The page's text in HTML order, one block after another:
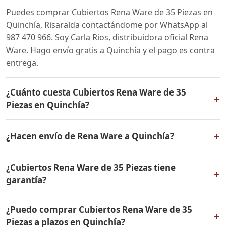
Puedes comprar Cubiertos Rena Ware de 35 Piezas en
Quinchía, Risaralda contactándome por WhatsApp al
987 470 966. Soy Carla Rios, distribuidora oficial Rena
Ware. Hago envío gratis a Quinchía y el pago es contra
entrega.
¿Cuánto cuesta Cubiertos Rena Ware de 35
Piezas en Quinchía?
+
mismo en todo Colombia. Contáctame por WhatsApp
para conocer el precio actual, promociones disponibles
y facilidades de pago en cuotas desde el 10% de inicial.
¿Hacen envío de Rena Ware a Quinchía? +
Piezas a Quinchía, Risaralda y a todo Colombia. El pago
es contra entrega.
¿Cubiertos Rena Ware de 35 Piezas tiene
garantía?
+
por vida contra defectos de fabricación. Todos los
productos Rena Ware están fabricados en acero
¿Puedo comprar Cubiertos Rena Ware de 35
Piezas a plazos en Quinchía?
+